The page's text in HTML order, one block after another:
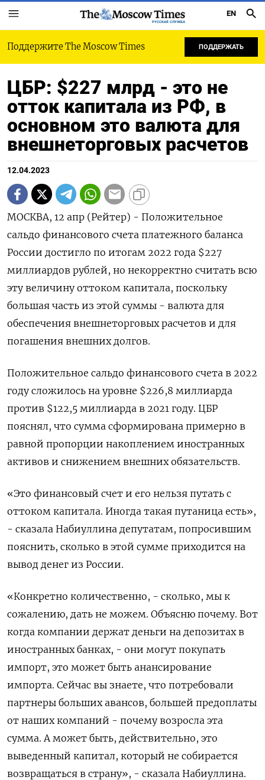
РУССКАЯ СЛУЖБА
EN
Поддержите The Moscow Times ПОДДЕРЖАТЬ
ЦБР: $227 млрд - это не
отток капитала из РФ, в
основном это валюта для
внешнеторговых расчетов
12.04.2023
МОСКВА, 12 апр (Рейтер) - Положительное
сальдо финансового счета платежного баланса
России достигло по итогам 2022 года $227
миллиардов рублей, но некорректно считать всю
эту величину оттоком капитала, поскольку
большая часть из этой суммы - валюта для
обеспечения внешнеторговых расчетов и для
погашения внешних долгов.
Положительное сальдо финансового счета в 2022
году сложилось на уровне $226,8 миллиарда
против $122,5 миллиарда в 2021 году. ЦБР
пояснял, что сумма сформирована примерно в
равной пропорции накоплением иностранных
активов и снижением внешних обязательств.
«Это финансовый счет и его нельзя путать с
оттоком капитала. Иногда такая путаница есть»,
- сказала Набиуллина депутатам, попросившим
пояснить, сколько в этой сумме приходится на
вывод денег из России.
«Конкретно количественно, - сколько, мы к
сожалению, дать не можем. Объясню почему. Вот
когда компании держат деньги на депозитах в
иностранных банках, - они могут покупать
импорт, это может быть анансирование
импорта. Сейчас вы знаете, что потребовали
партнеры больших авансов, большей предоплаты
от наших компаний - почему возросла эта
сумма. А может быть, действительно, это
выведенный капитал, который не собирается
возвращаться в страну», - сказала Набиуллина.